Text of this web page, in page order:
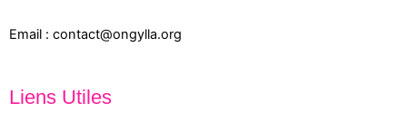
Email : contact@ongylla.org
Liens Utiles